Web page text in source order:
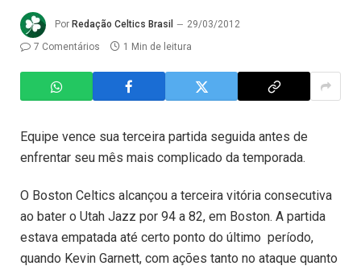
Por Redação Celtics Brasil
29/03/2012
7 Comentários
1 Min de leitura
Equipe vence sua terceira partida seguida antes de
enfrentar seu mês mais complicado da temporada.
O Boston Celtics alcançou a terceira vitória consecutiva
ao bater o Utah Jazz por 94 a 82, em Boston. A partida
estava empatada até certo ponto do último período,
quando Kevin Garnett, com ações tanto no ataque quanto